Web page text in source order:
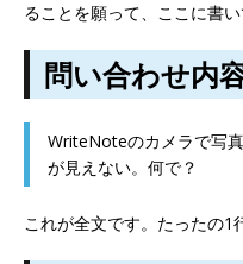
ることを願って、ここに書い
問い合わせ内
WriteNoteのカメラで写
が見えない。何で？
これが全文です。たったの1